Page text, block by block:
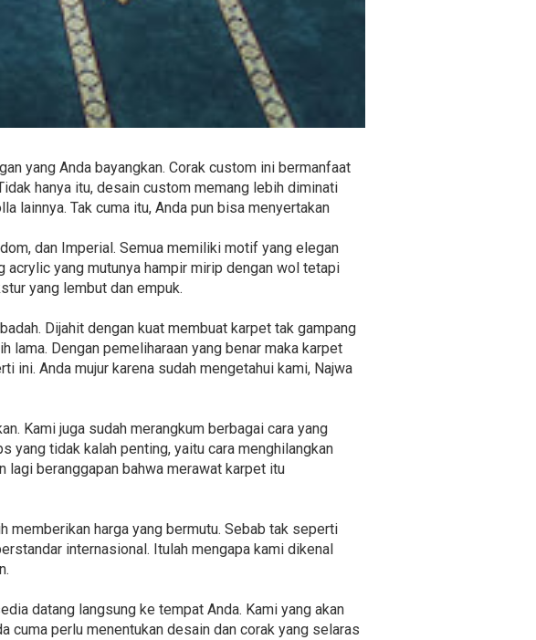
yang Anda bayangkan. Corak custom ini bermanfaat
hanya itu, desain custom memang lebih diminati
lainnya. Tak cuma itu, Anda pun bisa menyertakan
dan Imperial. Semua memiliki motif yang elegan
yang mutunya hampir mirip dengan wol tetapi
yang lembut dan empuk.
Dijahit dengan kuat membuat karpet tak gampang
lama. Dengan pemeliharaan yang benar maka karpet
ini. Anda mujur karena sudah mengetahui kami, Najwa
Kami juga sudah merangkum berbagai cara yang
yang tidak kalah penting, yaitu cara menghilangkan
lagi beranggapan bahwa merawat karpet itu
memberikan harga yang bermutu. Sebab tak seperti
internasional. Itulah mengapa kami dikenal
datang langsung ke tempat Anda. Kami yang akan
cuma perlu menentukan desain dan corak yang selaras